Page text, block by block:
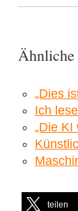
Ähnliche
„Dies
Ich
„Die
teilen